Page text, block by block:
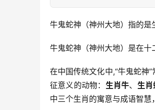
牛鬼蛇神（神州大地）指的是
牛鬼蛇神（神州大地）是在
在中国传统文化中,“牛鬼蛇神
征意义的动物： 生肖牛、 生肖
中三个生肖的寓意与成语智慧